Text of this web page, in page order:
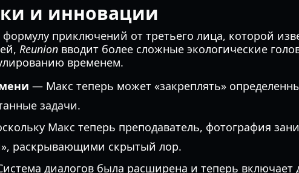
и инновации
приключений от третьего лица, которой
Reunion вводит более сложные экологические
временем.
— Макс теперь может «закреплять»
задачи.
Макс теперь преподаватель, фотография
раскрывающими скрытый лор.
диалогов была расширена и теперь включает